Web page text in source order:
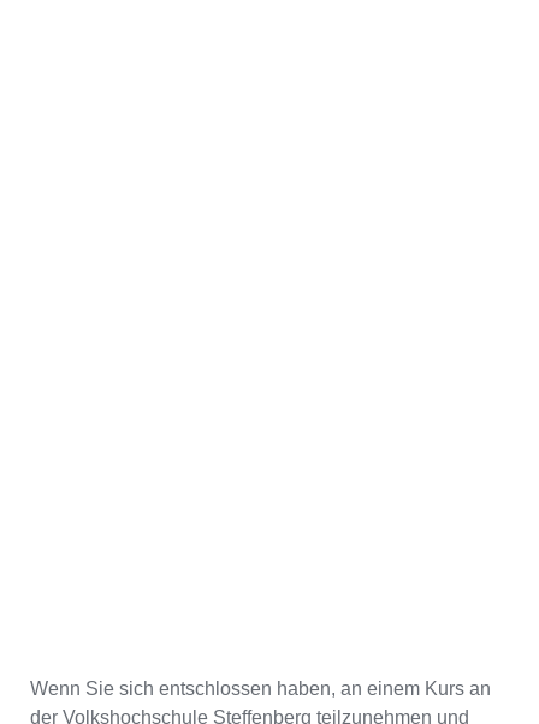
Wenn Sie sich entschlossen haben, an einem Kurs an
der Volkshochschule Steffenberg teilzunehmen und